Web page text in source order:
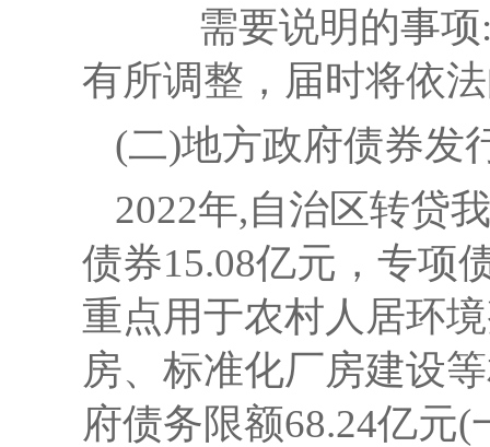
需要说明的事项
有所调整，届时将依
(二)地方政府债券发
2022年,自治区转贷
债券15.08亿元，专项
重点用于农村人居环
房、标准化厂房建设
府债务限额68.24亿元